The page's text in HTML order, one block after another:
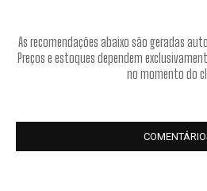
As recomendações abaixo são geradas
Preços e estoques dependem
no momento do